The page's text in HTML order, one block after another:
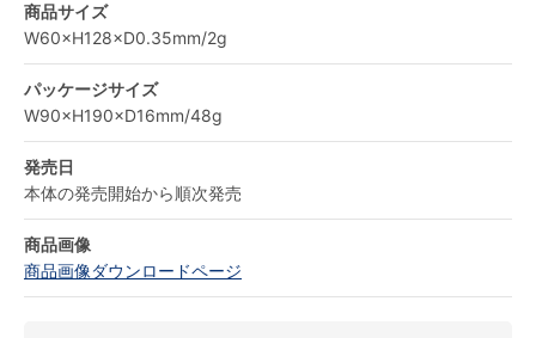
商品サイズ
W60×H128×D0.35mm/2g
パッケージサイズ
W90×H190×D16mm/48g
発売日
本体の発売開始から順次発売
商品画像
商品画像ダウンロードページ